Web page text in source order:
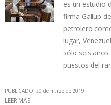
es un estudio
firma Gallup
petrolero
lugar,
sólo seis
puestos del
PUBLICADO: 20 de marzo de 2019
LEER MÁS